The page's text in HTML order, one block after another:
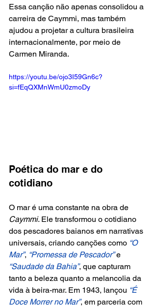
Essa canção não apenas consolidou a
carreira de Caymmi, mas também
ajudou a projetar a cultura brasileira
internacionalmente, por meio de
Carmen Miranda.
https://youtu.be/ojo3I59Gn6c?
si=fEqQXMnWmU0zmoDy
Poética do mar e do
cotidiano
O mar é uma constante na obra de
Caymmi. Ele transformou o cotidiano
dos pescadores baianos em narrativas
universais, criando canções como “O
Mar”, “Promessa de Pescador” e
“Saudade da Bahia”, que capturam
tanto a beleza quanto a melancolia da
vida à beira-mar. Em 1943, lançou “É
Doce Morrer no Mar”, em parceria com